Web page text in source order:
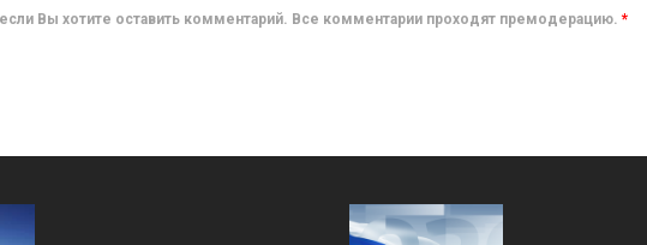
Вы хотите оставить комментарий. Все комментарии проходят премодерацию. *